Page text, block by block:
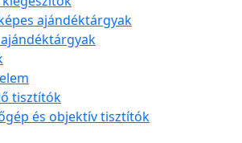
ajándéktárgyak
tisztítók
és objektív tisztítók